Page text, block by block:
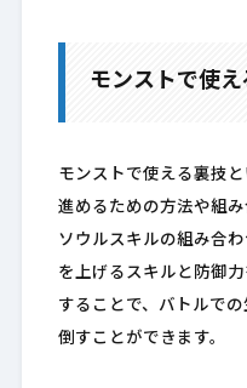
モンストで使え
モンストで使える裏技
進めるための方法や組
ソウルスキルの組み合
を上げるスキルと防御
することで、バトルで
倒すことができます。